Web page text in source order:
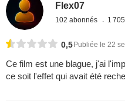
Flex07
102 abonnés 1
0,5Publiée le 22
Ce film est une blague, j'ai
ce soit l'effet qui avait été